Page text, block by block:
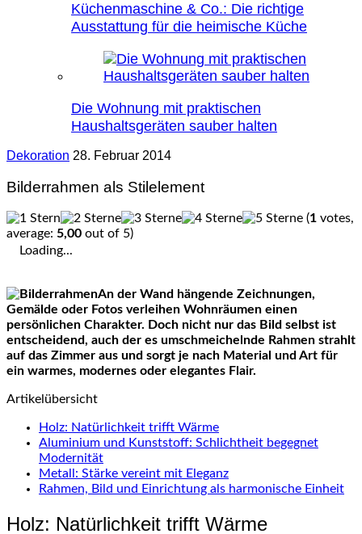
Küchenmaschine & Co.: Die richtige
Ausstattung für die heimische Küche
Die Wohnung mit praktischen
Haushaltsgeräten sauber halten
Dekoration 28. Februar 2014
Bilderrahmen als Stilelement
(1 votes,
average: 5,00 out of 5)
Loading...
An der Wand hängende Zeichnungen,
Gemälde oder Fotos verleihen Wohnräumen einen
persönlichen Charakter. Doch nicht nur das Bild selbst ist
entscheidend, auch der es umschmeichelnde Rahmen strahlt
auf das Zimmer aus und sorgt je nach Material und Art für
ein warmes, modernes oder elegantes Flair.
Artikelübersicht
Holz: Natürlichkeit trifft Wärme
Aluminium und Kunststoff: Schlichtheit begegnet
Modernität
Metall: Stärke vereint mit Eleganz
Rahmen, Bild und Einrichtung als harmonische Einheit
Holz: Natürlichkeit trifft Wärme